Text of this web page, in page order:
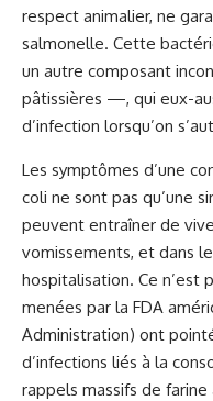
respect animalier, ne
salmonelle. Cette
un autre composant
pâtissières —, qui eux-
d’infection lorsqu’on
Les symptômes d’une
coli ne sont pas qu’une
peuvent entraîner de
vomissements, et dans
hospitalisation. Ce n’est
menées par la FDA
Administration) ont
d’infections liés à la
rappels massifs de